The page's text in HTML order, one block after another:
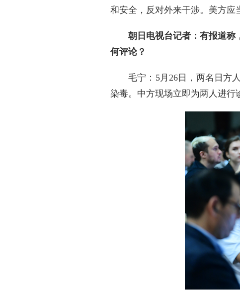
和安全，反对外来干涉。美方应
朝日电视台记者：有报道称
何评论？
毛宁：5月26日，两名日方
染毒。中方现场立即为两人进行